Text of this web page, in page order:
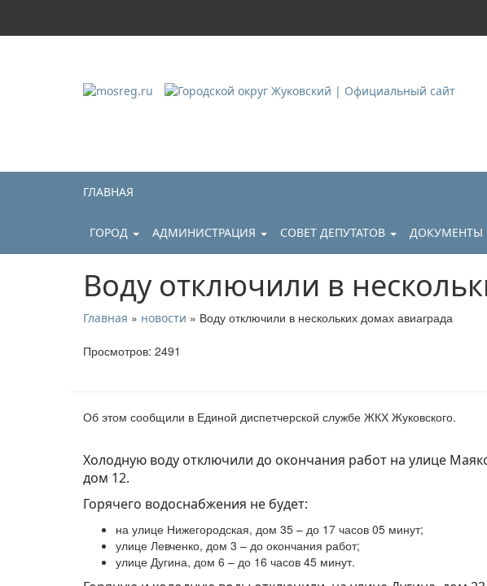
ГЛАВНАЯ
ГОРОД АДМИНИСТРАЦИЯ СОВЕТ ДЕПУТАТОВ ДОКУМЕНТЫ
Воду отключили в
Главная » новости » Воду отключили в нескольких домах авиаграда
Просмотров: 2491
Об этом сообщили в Единой диспетчерской службе ЖКХ Жуковского.
Холодную воду отключили до окончания работ на улице
дом 12.
Горячего водоснабжения не будет:
на улице Нижегородская, дом 35 – до 17 часов 05 минут;
улице Левченко, дом 3 – до окончания работ;
улице Дугина, дом 6 – до 16 часов 45 минут.